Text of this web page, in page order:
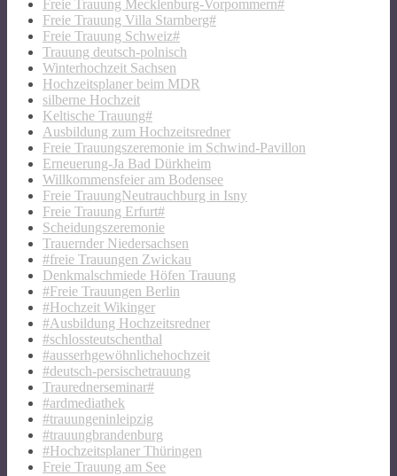
Freie Trauung Mecklenburg-Vorpommern#
Freie Trauung Villa Starnberg#
Freie Trauung Schweiz#
Trauung deutsch-polnisch
Winterhochzeit Sachsen
Hochzeitsplaner beim MDR
silberne Hochzeit
Keltische Trauung#
Ausbildung zum Hochzeitsredner
Freie Trauungszeremonie im Schwind-Pavillon
Erneuerung-Ja Bad Dürkheim
Willkommensfeier am Bodensee
Freie TrauungNeutrauchburg in Isny
Freie Trauung Erfurt#
Scheidungszeremonie
Trauernder Niedersachsen
#freie Trauungen Zwickau
Denkmalschmiede Höfen Trauung
#Freie Trauungen Berlin
#Hochzeit Wikinger
#Ausbildung Hochzeitsredner
#schlossteutschenthal
#ausserhgewöhnlichehochzeit
#deutsch-persischetrauung
Traurednerseminar#
#ardmediathek
#trauungeninleipzig
#trauungbrandenburg
#Hochzeitsplaner Thüringen
Freie Trauung am See